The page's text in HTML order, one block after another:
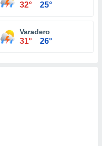
32° 25°
Varadero
31° 26°